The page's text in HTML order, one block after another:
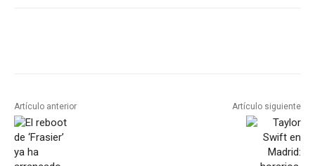
Artículo anterior Artículo siguiente